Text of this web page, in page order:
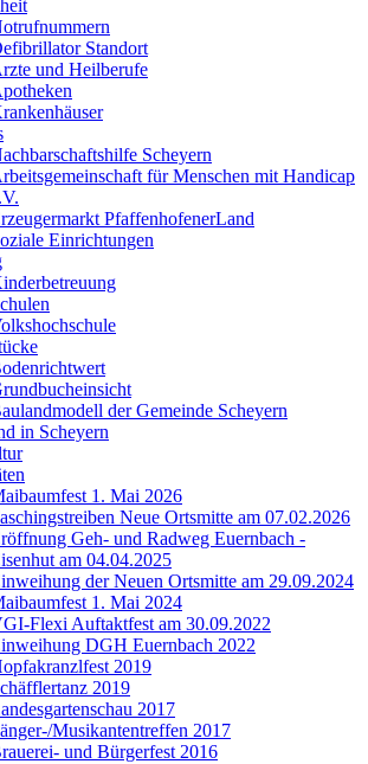
Standort
und Heilberufe
Scheyern
für Menschen mit Handicap
PfaffenhofenerLand
Einrichtungen
der Gemeinde Scheyern
in Scheyern
1. Mai 2026
Neue Ortsmitte am 07.02.2026
Geh- und Radweg Euernbach -
am 04.04.2025
der Neuen Ortsmitte am 29.09.2024
1. Mai 2024
Flexi Auftaktfest am 30.09.2022
DGH Euernbach 2022
2019
2019
2017
Musikantentreffen 2017
und Bürgerfest 2016